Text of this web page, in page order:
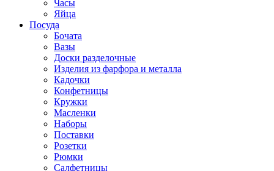
Часы
Яйца
Посуда
Бочата
Вазы
Доски разделочные
Изделия из фарфора и металла
Кадочки
Конфетницы
Кружки
Масленки
Наборы
Поставки
Розетки
Рюмки
Салфетницы